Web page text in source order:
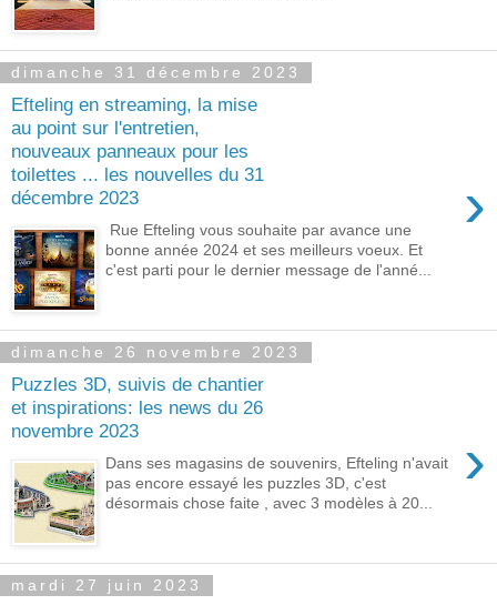
dimanche 31 décembre 2023
Efteling en streaming, la mise
au point sur l'entretien,
nouveaux panneaux pour les
toilettes ... les nouvelles du 31
décembre 2023
›
Rue Efteling vous souhaite par avance une
bonne année 2024 et ses meilleurs voeux. Et
c'est parti pour le dernier message de l'anné...
dimanche 26 novembre 2023
Puzzles 3D, suivis de chantier
et inspirations: les news du 26
novembre 2023
›
Dans ses magasins de souvenirs, Efteling n'avait
pas encore essayé les puzzles 3D, c'est
désormais chose faite , avec 3 modèles à 20...
mardi 27 juin 2023